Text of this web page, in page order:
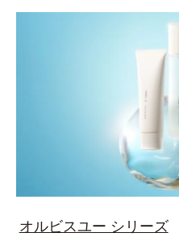
オルビスユー シリーズ